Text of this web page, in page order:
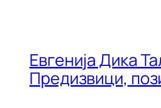
Евгенија Дика
Предизвици,